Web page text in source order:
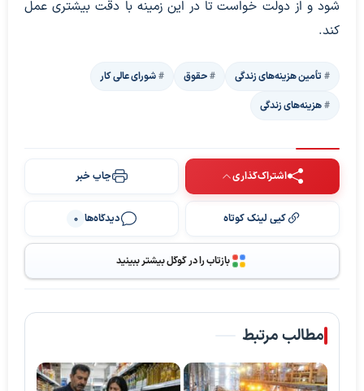
شود و از دولت خواست تا در این زمینه با دقت بیشتری عمل
کند.
تأمین هزینه‌های زندگی حقوق
شورای عالی کار
هزینه‌های زندگی
اشتراک‌گذاری چاپ خبر
کپی لینک کوتاه دیدگاه‌ها 0
بازتاب را در گوگل بیشتر ببینید
مطالب مرتبط